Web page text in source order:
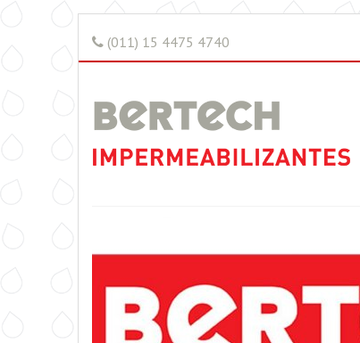
(011) 15 4475 4740